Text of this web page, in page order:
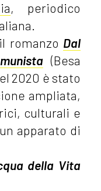
, periodico
romanzo Dal
(Besa
2020 è stato
ampliata,
culturali e
apparato di
della Vita